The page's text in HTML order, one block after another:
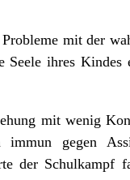
mit der
ihres Kindes
mit wenig
immun gegen
der Schulkampf